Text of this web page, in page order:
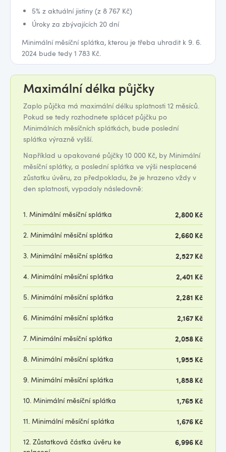
5% z aktuální jistiny (z 8 767 Kč)
Úroky za zbývajících 20 dní
Minimální měsíční splátka, kterou je třeba uhradit k 9. 6.
2024 bude tedy 1 783 Kč.
Maximální délka půjčky
Zaplo půjčka má maximální délku splatnosti 12 měsíců.
Pokud se tedy rozhodnete splácet půjčku po
Minimálních měsíčních splátkách, bude poslední
splátka výrazně vyšší.
Například u opakované půjčky 10 000 Kč, by Minimální
měsíční splátky, a poslední splátka ve výši nesplacené
zůstatku úvěru, za předpokladu, že je hrazeno vždy v
den splatnosti, vypadaly následovně:
1. Minimální měsíční splátka 2,800 Kč
2. Minimální měsíční splátka 2,660 Kč
3. Minimální měsíční splátka 2,527 Kč
4. Minimální měsíční splátka 2,401 Kč
5. Minimální měsíční splátka 2,281 Kč
6. Minimální měsíční splátka 2,167 Kč
7. Minimální měsíční splátka 2,058 Kč
8. Minimální měsíční splátka 1,955 Kč
9. Minimální měsíční splátka 1,858 Kč
10. Minimální měsíční splátka 1,765 Kč
11. Minimální měsíční splátka 1,676 Kč
12. Zůstatková částka úvěru ke
6,996 Kč